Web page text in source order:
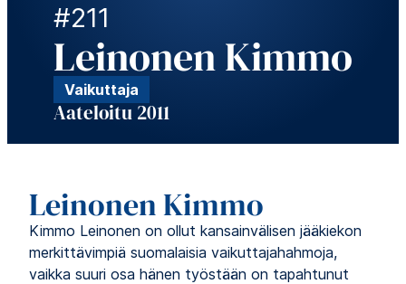
#211
Leinonen Kimmo
Vaikuttaja
Aateloitu 2011
Leinonen Kimmo
Kimmo Leinonen on ollut kansainvälisen jääkiekon
merkittävimpiä suomalaisia vaikuttajahahmoja,
vaikka suuri osa hänen työstään on tapahtunut